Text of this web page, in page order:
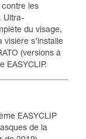
contre les
Ultra-
du visage,
s’installe
(versions à
EASYCLIP.
EASYCLIP
de la